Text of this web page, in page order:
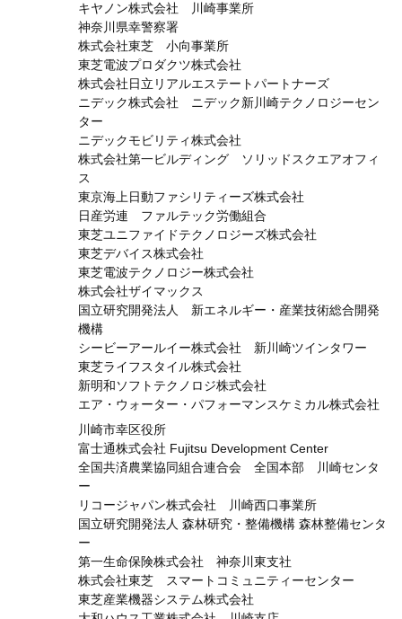
キヤノン株式会社 川崎事業所
神奈川県幸警察署
株式会社東芝 小向事業所
東芝電波プロダクツ株式会社
株式会社日立リアルエステートパートナーズ
ニデック株式会社 ニデック新川崎テクノロジーセン
ター
ニデックモビリティ株式会社
株式会社第一ビルディング ソリッドスクエアオフィ
ス
東京海上日動ファシリティーズ株式会社
日産労連 ファルテック労働組合
東芝ユニファイドテクノロジーズ株式会社
東芝デバイス株式会社
東芝電波テクノロジー株式会社
株式会社ザイマックス
国立研究開発法人 新エネルギー・産業技術総合開発
機構
シービーアールイー株式会社 新川崎ツインタワー
東芝ライフスタイル株式会社
新明和ソフトテクノロジ株式会社
エア・ウォーター・パフォーマンスケミカル株式会社
川崎市幸区役所
富士通株式会社 Fujitsu Development Center
全国共済農業協同組合連合会 全国本部 川崎センタ
ー
リコージャパン株式会社 川崎西口事業所
国立研究開発法人 森林研究・整備機構 森林整備センタ
ー
第一生命保険株式会社 神奈川東支社
株式会社東芝 スマートコミュニティーセンター
東芝産業機器システム株式会社